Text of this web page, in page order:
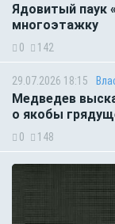
Ядовитый паук
многоэтажку
0 142
29.07.2026 18:15
Медведев
о якобы
0 148